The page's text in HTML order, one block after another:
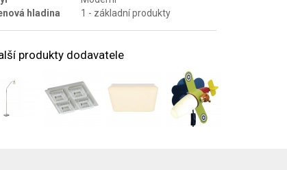
hladina
1 - základní produkty
produkty dodavatele